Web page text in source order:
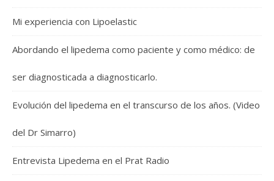
Mi experiencia con Lipoelastic
Abordando el lipedema como paciente y como médico: de
ser diagnosticada a diagnosticarlo.
Evolución del lipedema en el transcurso de los años. (Video
del Dr Simarro)
Entrevista Lipedema en el Prat Radio